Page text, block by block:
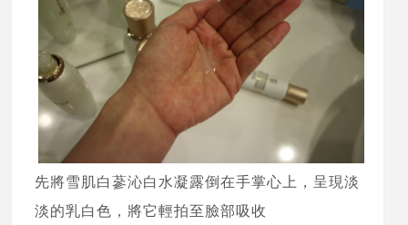
先將雪肌白蔘沁白水凝露倒在手掌心上，呈現淡
淡的乳白色，將它輕拍至臉部吸收